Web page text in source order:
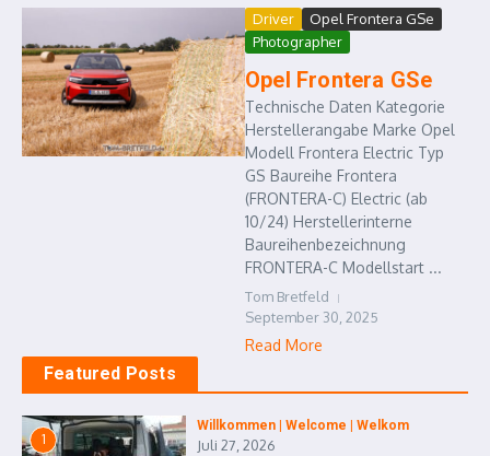
Driver
Opel Frontera GSe
Photographer
Opel Frontera GSe
Technische Daten Kategorie
Herstellerangabe Marke Opel
Modell Frontera Electric Typ
GS Baureihe Frontera
(FRONTERA-C) Electric (ab
10/24) Herstellerinterne
Baureihenbezeichnung
FRONTERA-C Modellstart ...
Tom Bretfeld
September 30, 2025
Read More
Featured Posts
1
Willkommen | Welcome | Welkom
Juli 27, 2026